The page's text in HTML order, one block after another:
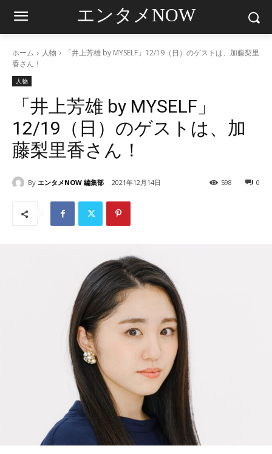
エンタメNOW
ホーム 人物
「井上芳雄 by MYSELF」12/19（日）のゲストは、加藤梨里
香さん！
人物
「井上芳雄 by MYSELF」
12/19（日）のゲストは、加
藤梨里香さん！
By エンタメNOW 編集部 2021年12月14日 0
598